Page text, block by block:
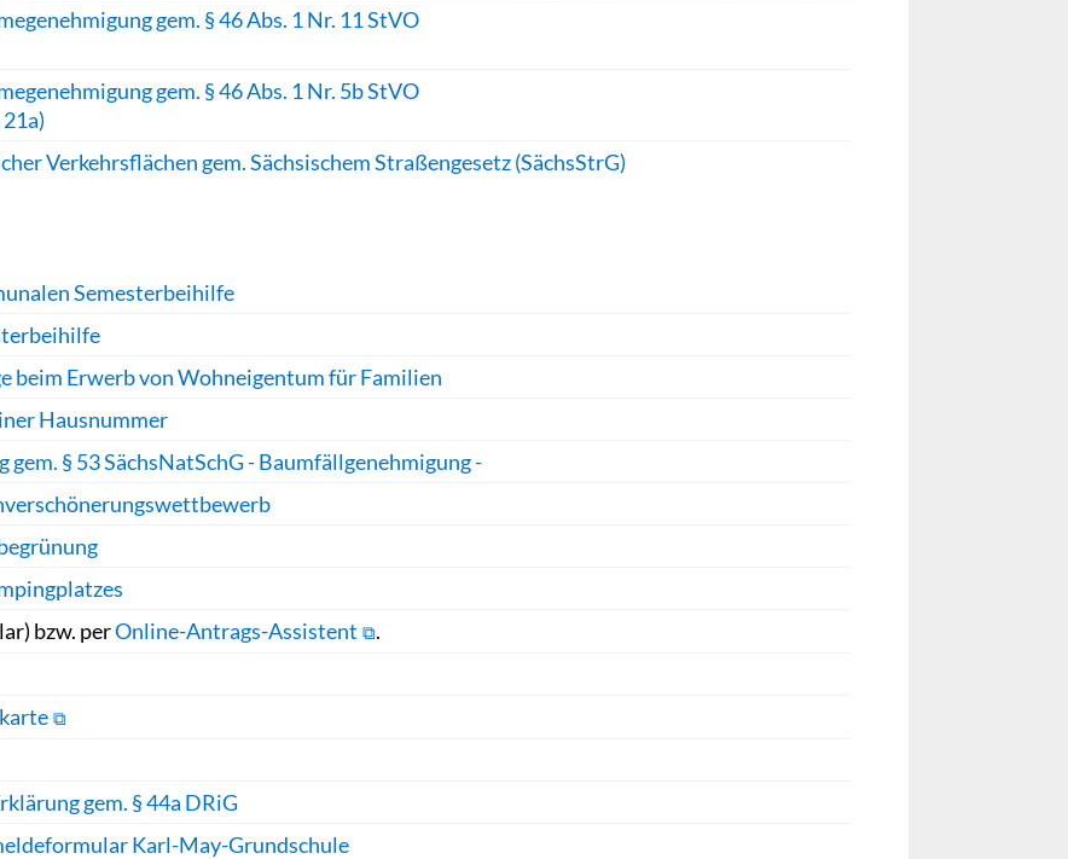
gem. § 46 Abs. 1 Nr. 11 StVO
gem. § 46 Abs. 1 Nr. 5b StVO
Verkehrsflächen gem. Sächsischem Straßengesetz (SächsStrG)
Semesterbeihilfe
beim Erwerb von Wohneigentum für Familien
Hausnummer
§ 53 SächsNatSchG - Baumfällgenehmigung -
bzw. perOnline-Antrags-Assistent
.
gem. § 44a DRiG
Karl-May-Grundschule